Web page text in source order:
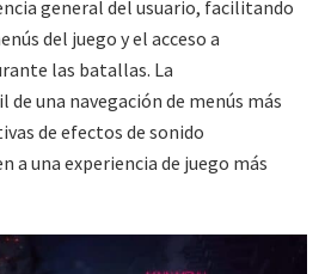
general del usuario, facilitando
del juego y el acceso a
las batallas. La
una navegación de menús más
de efectos de sonido
a una experiencia de juego más